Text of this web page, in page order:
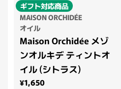
ギフト対応商品
MAISON ORCHIDÉE
オイル
Maison Orchidée メゾ
ンオルキデ ティントオ
イル (シトラス)
通常価格
¥1,650